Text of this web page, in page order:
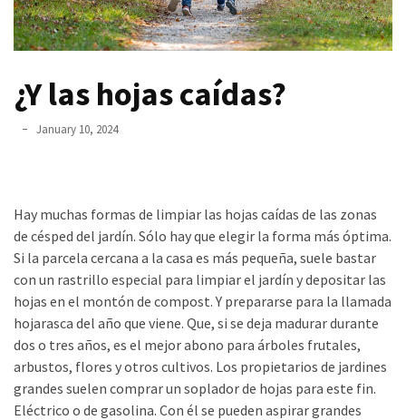
un
ser
Para
mayor
tiempo
posible
Incluso
unos
pocos
minutos
son
suficientesVivimos
¿Y las hojas caídas?
January 10, 2024
Hay muchas formas de limpiar las hojas caídas de las zonas
de césped del jardín. Sólo hay que elegir la forma más óptima.
Si la parcela cercana a la casa es más pequeña, suele bastar
con un rastrillo especial para limpiar el jardín y depositar las
hojas en el montón de compost. Y prepararse para la llamada
hojarasca del año que viene. Que, si se deja madurar durante
dos o tres años, es el mejor abono para árboles frutales,
arbustos, flores y otros cultivos. Los propietarios de jardines
grandes suelen comprar un soplador de hojas para este fin.
Eléctrico o de gasolina. Con él se pueden aspirar grandes